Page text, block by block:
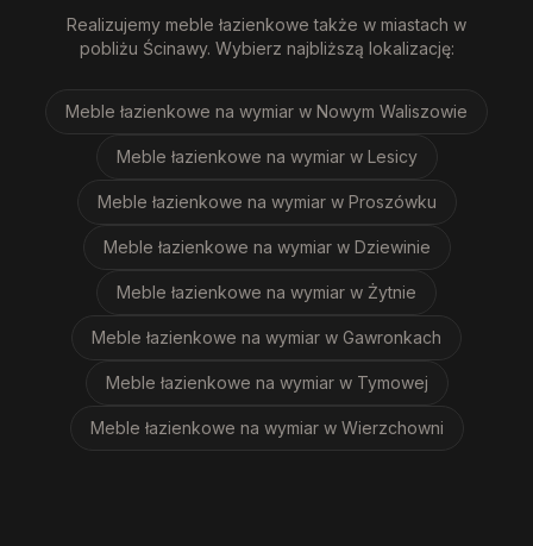
Realizujemy meble łazienkowe także w miastach w
pobliżu Ścinawy. Wybierz najbliższą lokalizację:
Meble łazienkowe na wymiar w Nowym Waliszowie
Meble łazienkowe na wymiar w Lesicy
Meble łazienkowe na wymiar w Proszówku
Meble łazienkowe na wymiar w Dziewinie
Meble łazienkowe na wymiar w Żytnie
Meble łazienkowe na wymiar w Gawronkach
Meble łazienkowe na wymiar w Tymowej
Meble łazienkowe na wymiar w Wierzchowni